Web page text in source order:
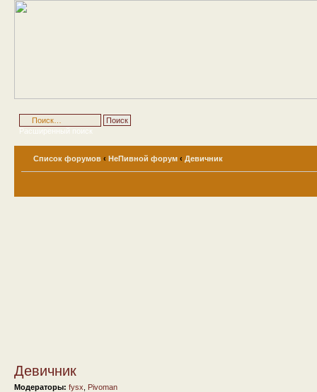
Расширенный поиск
Список форумов ‹ НеПивной форум ‹ Девичник
Девичник
Модераторы: fysx Pivoman